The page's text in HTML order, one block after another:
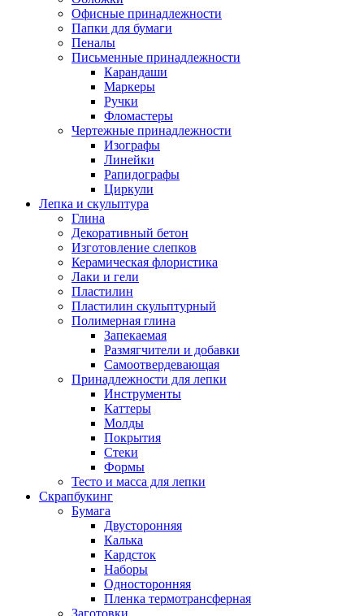
Офисные принадлежности
Папки для бумаги
Пеналы
Письменные принадлежности
Карандаши
Маркеры
Ручки
Фломастеры
Чертежные принадлежности
Изографы
Линейки
Рапидографы
Циркули
Лепка и скульптура
Глина
Декоративный бетон
Изготовление слепков
Керамическая флористика
Лаки и гели
Пластилин
Пластилин скульптурный
Полимерная глина
Запекаемая
Размягчители и добавки
Самоотвердевающая
Принадлежности для лепки
Инструменты
Каттеры
Молды
Покрытия
Стеки
Формы
Тесто и масса для лепки
Скрапбукинг
Бумага
Двусторонняя
Калька
Кардсток
Наборы
Односторонняя
Пленка термотрансферная
Заготовки